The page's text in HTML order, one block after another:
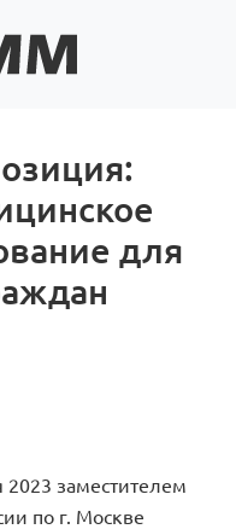
для
заместителем
по г. Москве